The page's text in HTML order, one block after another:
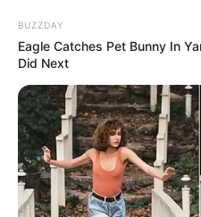
2 weeks ago
ગનનો ઉપયોગ
ગાંધીએ અમિત
2 weeks ago
કેનેડામાં કાર
એન્જિનિયરનું
2 weeks ago
BUZZDAY
Eagle Catches Pet Bunny In
Did Next